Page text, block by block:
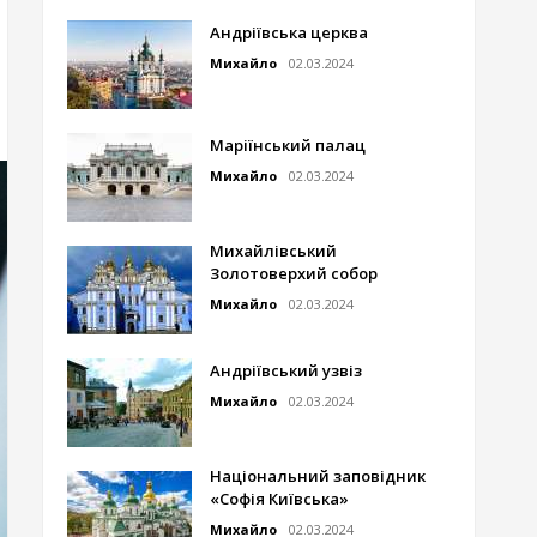
Андріївська церква
Михайло 02.03.2024
Маріїнський палац
Михайло 02.03.2024
Михайлівський
Золотоверхий собор
Михайло 02.03.2024
Андріївський узвіз
Михайло 02.03.2024
Національний заповідник
«Софія Київська»
Михайло 02.03.2024